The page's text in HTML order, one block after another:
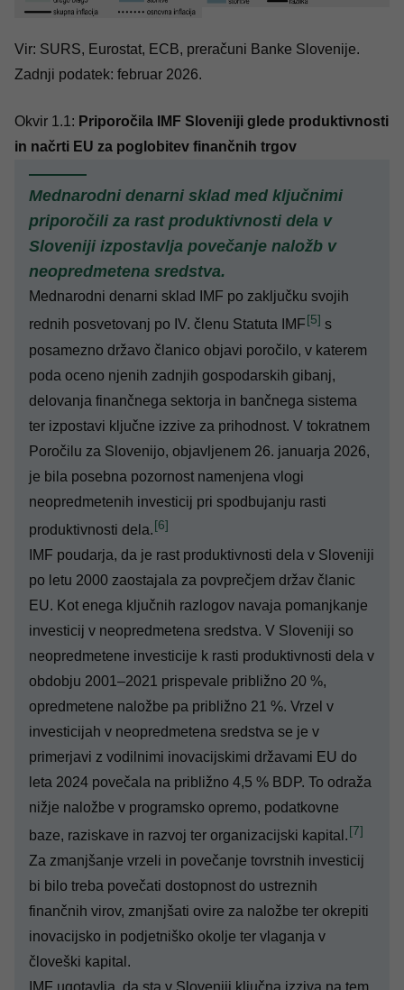
Vir: SURS, Eurostat, ECB, preračuni Banke Slovenije.
Zadnji podatek: februar 2026.
Okvir 1.1: Priporočila IMF Sloveniji glede produktivnosti
in načrti EU za poglobitev finančnih trgov
Mednarodni denarni sklad med ključnimi
priporočili za rast produktivnosti dela v
Sloveniji izpostavlja povečanje naložb v
neopredmetena sredstva.
Mednarodni denarni sklad IMF po zaključku svojih
rednih posvetovanj po IV. členu Statuta IMF [5] s
posamezno državo članico objavi poročilo, v katerem
poda oceno njenih zadnjih gospodarskih gibanj,
delovanja finančnega sektorja in bančnega sistema
ter izpostavi ključne izzive za prihodnost. V tokratnem
Poročilu za Slovenijo, objavljenem 26. januarja 2026,
je bila posebna pozornost namenjena vlogi
neopredmetenih investicij pri spodbujanju rasti
produktivnosti dela. [6]
IMF poudarja, da je rast produktivnosti dela v Sloveniji
po letu 2000 zaostajala za povprečjem držav članic
EU. Kot enega ključnih razlogov navaja pomanjkanje
investicij v neopredmetena sredstva. V Sloveniji so
neopredmetene investicije k rasti produktivnosti dela v
obdobju 2001–2021 prispevale približno 20 %,
opredmetene naložbe pa približno 21 %. Vrzel v
investicijah v neopredmetena sredstva se je v
primerjavi z vodilnimi inovacijskimi državami EU do
leta 2024 povečala na približno 4,5 % BDP. To odraža
nižje naložbe v programsko opremo, podatkovne
baze, raziskave in razvoj ter organizacijski kapital. [7]
Za zmanjšanje vrzeli in povečanje tovrstnih investicij
bi bilo treba povečati dostopnost do ustreznih
finančnih virov, zmanjšati ovire za naložbe ter okrepiti
inovacijsko in podjetniško okolje ter vlaganja v
človeški kapital.